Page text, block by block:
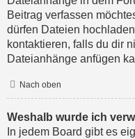
Beitrag verfassen
dürfen Dateien
kontaktieren, falls du dir
Dateianhänge anfügen
Nach oben
Weshalb wurde ich
In jedem Board gibt es